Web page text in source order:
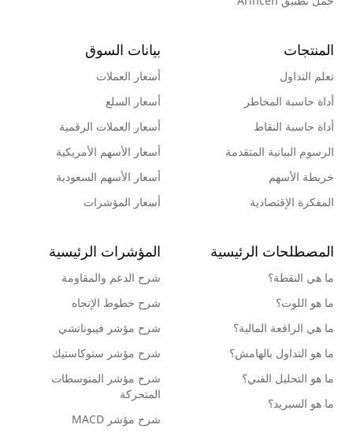
المنتجات
تعلم التداول
أداة حاسبة المخاطر
أداة حاسبة النقاط
الرسوم البيانية المتقدمة
خريطة الأسهم
المفكرة الإقتصادية
بيانات السوق
أسعار العملات
أسعار السلع
أسعار العملات الرقمية
أسعار الأسهم الأمريكية
أسعار الأسهم السعودية
أسعار المؤشرات
المصطلحات الرئيسية
ما هي النقطة؟
ما هو اللوت؟
ما هي الرافعة المالية؟
ما هو التداول بالهامش؟
ما هو التحليل الفني؟
ما هو السبريد؟
المؤشرات الرئيسية
شرح الدعم والمقاومة
شرح خطوط الإتجاه
شرح مؤشر فيبوناتشي
شرح مؤشر ستوكاستيك
شرح مؤشر المتوسطات
المتحركة
شرح مؤشر MACD